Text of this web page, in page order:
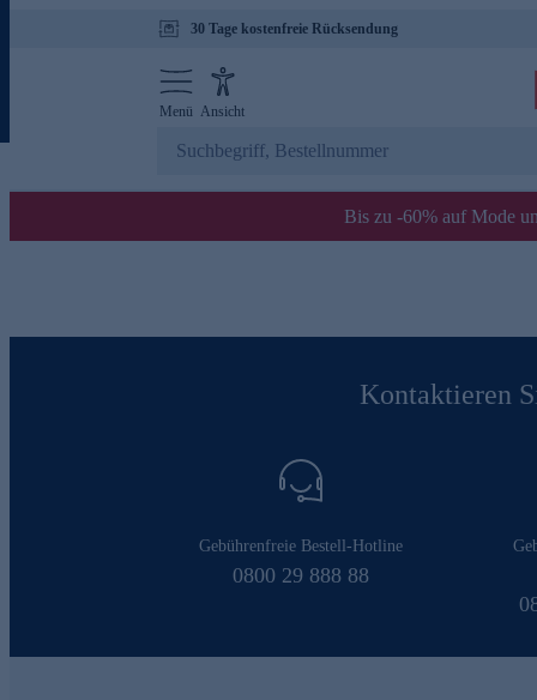
30 Tage kostenfreie Rücksendung
Menü Ansicht
Bis zu -60% auf Mode
Kontaktieren
Gebührenfreie Bestell-Hotline
0800 29 888 88